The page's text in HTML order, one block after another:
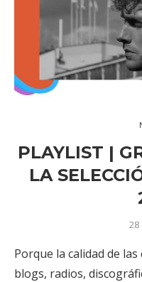
PLAYLIST |
LA
28
Porque la calidad de
blogs, radios,